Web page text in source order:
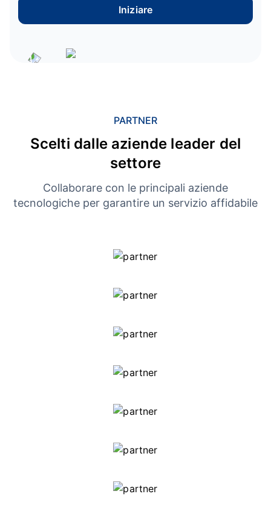
Iniziare
PARTNER
Scelti dalle aziende leader del
settore
Collaborare con le principali aziende
tecnologiche per garantire un servizio affidabile